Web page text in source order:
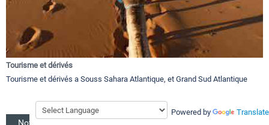
Tourisme et dérivés
Tourisme et dérivés a Souss Sahara Atlantique, et Grand Sud Atlantique
Notre région
Powered by Translate